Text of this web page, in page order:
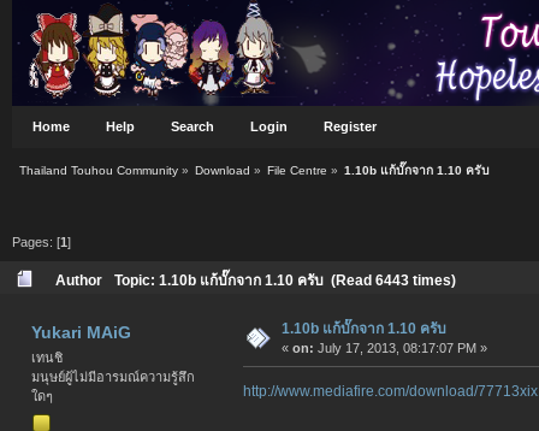
Home Help Search Login Register
Thailand Touhou Community» Download » File Centre » 1.10b แก้บั๊กจาก 1.10 ครับ
Pages: [1 ]
Author Topic: 1.10b แก้บั๊กจาก 1.10 ครับ (Read 6443 times)
Yukari MAiG
เทนชิ
มนุษย์ผู้ไม่มีอารมณ์ความรู้สึก
ใดๆ
1.10b แก้บั๊กจาก 1.10 ครับ
« on: July 17, 2013, 08:17:07 PM »
http://www.mediafire.com/download/